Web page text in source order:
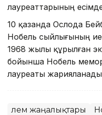
лауреаттарының
10 қазанда Ослода
Нобель сыйлығының
1968 жылы құрылған
бойынша Нобель
лауреаты
Әлем жаңалықтары